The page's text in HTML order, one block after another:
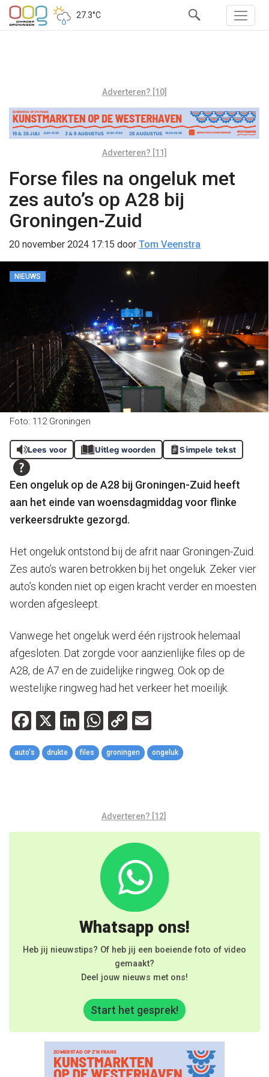
27.3°C
Adverteren? [10]
Adverteren? [11]
Forse files na ongeluk met
zes auto’s op A28 bij
Groningen-Zuid
20 november 2024 17:15 door Tom Veenstra
NIEUWS
Foto: 112 Groningen
Lees voor Uitleg woorden Simpele tekst
Een ongeluk op de A28 bij Groningen-Zuid heeft
aan het einde van woensdagmiddag voor flinke
verkeersdrukte gezorgd.
Het ongeluk ontstond bij de afrit naar Groningen-Zuid.
Zes auto’s waren betrokken bij het ongeluk. Zeker vier
auto’s konden niet op eigen kracht verder en moesten
worden afgesleept.
Vanwege het ongeluk werd één rijstrook helemaal
afgesloten. Dat zorgde voor aanzienlijke files op de
A28, de A7 en de zuidelijke ringweg. Ook op de
westelijke ringweg had het verkeer het moeilijk.
Facebook
X LinkedIn
WhatsApp
Copy
Link
auto's drukte files groningen ongeluk
Adverteren? [12]
Whatsapp ons!
Heb jij nieuwstips? Of heb jij een boeiende foto of video
gemaakt?
Deel jouw nieuws met ons!
Start het gesprek!